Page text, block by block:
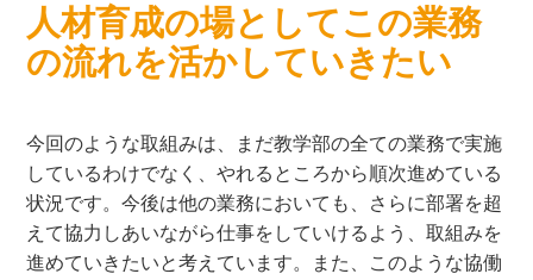
人材育成の場としてこの業務
の流れを活かしていきたい
今回のような取組みは、まだ教学部の全ての業務で実施
しているわけでなく、やれるところから順次進めている
状況です。今後は他の業務においても、さらに部署を超
えて協力しあいながら仕事をしていけるよう、取組みを
進めていきたいと考えています。また、このような協働